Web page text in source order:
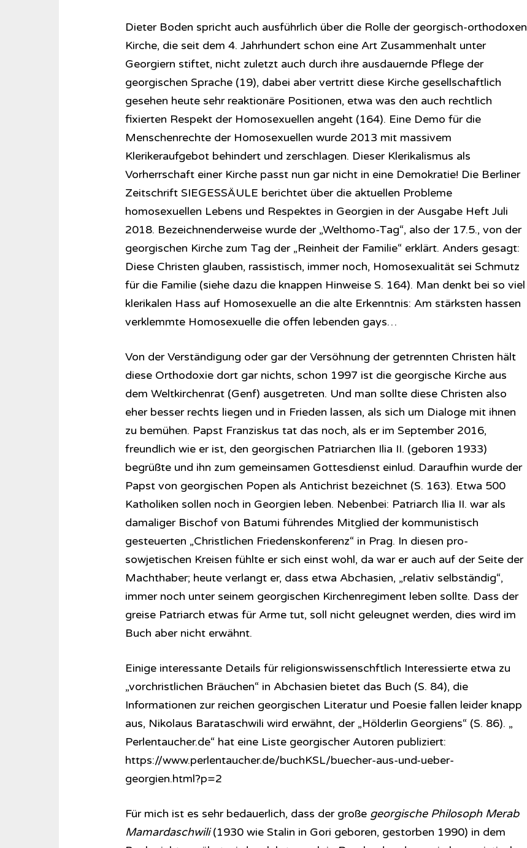
Dieter Boden spricht auch ausführlich über die Rolle der georgisch-orthodoxen
Kirche, die seit dem 4. Jahrhundert schon eine Art Zusammenhalt unter
Georgiern stiftet, nicht zuletzt auch durch ihre ausdauernde Pflege der
georgischen Sprache (19), dabei aber vertritt diese Kirche gesellschaftlich
gesehen heute sehr reaktionäre Positionen, etwa was den auch rechtlich
fixierten Respekt der Homosexuellen angeht (164). Eine Demo für die
Menschenrechte der Homosexuellen wurde 2013 mit massivem
Klerikeraufgebot behindert und zerschlagen. Dieser Klerikalismus als
Vorherrschaft einer Kirche passt nun gar nicht in eine Demokratie! Die Berliner
Zeitschrift SIEGESSÄULE berichtet über die aktuellen Probleme
homosexuellen Lebens und Respektes in Georgien in der Ausgabe Heft Juli
2018. Bezeichnenderweise wurde der „Welthomo-Tag“, also der 17.5., von der
georgischen Kirche zum Tag der „Reinheit der Familie“ erklärt. Anders gesagt:
Diese Christen glauben, rassistisch, immer noch, Homosexualität sei Schmutz
für die Familie (siehe dazu die knappen Hinweise S. 164). Man denkt bei so viel
klerikalen Hass auf Homosexuelle an die alte Erkenntnis: Am stärksten hassen
verklemmte Homosexuelle die offen lebenden gays…
Von der Verständigung oder gar der Versöhnung der getrennten Christen hält
diese Orthodoxie dort gar nichts, schon 1997 ist die georgische Kirche aus
dem Weltkirchenrat (Genf) ausgetreten. Und man sollte diese Christen also
eher besser rechts liegen und in Frieden lassen, als sich um Dialoge mit ihnen
zu bemühen. Papst Franziskus tat das noch, als er im September 2016,
freundlich wie er ist, den georgischen Patriarchen Ilia II. (geboren 1933)
begrüßte und ihn zum gemeinsamen Gottesdienst einlud. Daraufhin wurde der
Papst von georgischen Popen als Antichrist bezeichnet (S. 163). Etwa 500
Katholiken sollen noch in Georgien leben. Nebenbei: Patriarch Ilia II. war als
damaliger Bischof von Batumi führendes Mitglied der kommunistisch
gesteuerten „Christlichen Friedenskonferenz“ in Prag. In diesen pro-
sowjetischen Kreisen fühlte er sich einst wohl, da war er auch auf der Seite der
Machthaber; heute verlangt er, dass etwa Abchasien, „relativ selbständig“,
immer noch unter seinem georgischen Kirchenregiment leben sollte. Dass der
greise Patriarch etwas für Arme tut, soll nicht geleugnet werden, dies wird im
Buch aber nicht erwähnt.
Einige interessante Details für religionswissenschftlich Interessierte etwa zu
„vorchristlichen Bräuchen“ in Abchasien bietet das Buch (S. 84), die
Informationen zur reichen georgischen Literatur und Poesie fallen leider knapp
aus, Nikolaus Barataschwili wird erwähnt, der „Hölderlin Georgiens“ (S. 86). „
Perlentaucher.de“ hat eine Liste georgischer Autoren publiziert:
https://www.perlentaucher.de/buchKSL/buecher-aus-und-ueber-
georgien.html?p=2
Für mich ist es sehr bedauerlich, dass der große georgische Philosoph Merab
Mamardaschwili(1930 wie Stalin in Gori geboren, gestorben 1990) in dem